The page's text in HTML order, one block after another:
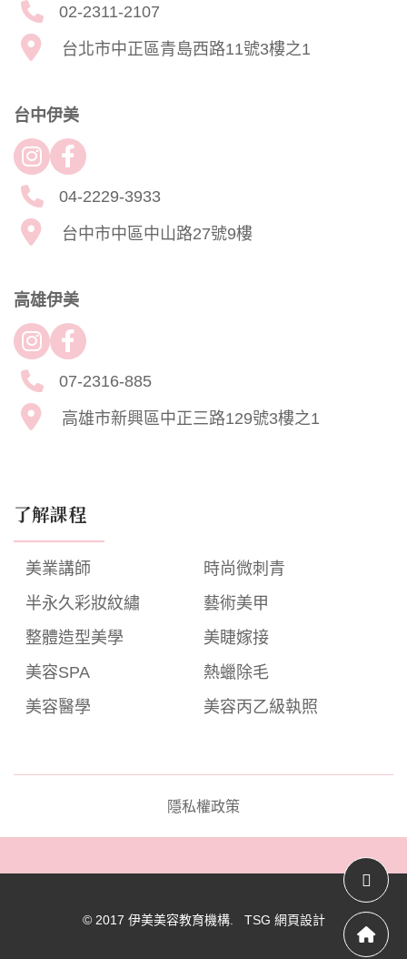
02-2311-2107
台北市中正區青島西路11號3樓之1
台中伊美
04-2229-3933
台中市中區中山路27號9樓
高雄伊美
07-2316-885
高雄市新興區中正三路129號3樓之1
了解課程
美業講師
時尚微刺青
半永久彩妝紋繡
藝術美甲
整體造型美學
美睫嫁接
美容SPA
熱蠟除毛
美容醫學
美容丙乙級執照
隱私權政策
© 2017 伊美美容教育機構. TSG 網頁設計